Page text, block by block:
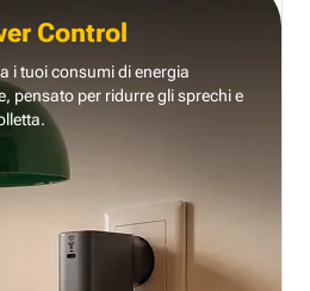
Control
i tuoi consumi di energia
pensato per ridurre gli sprechi e